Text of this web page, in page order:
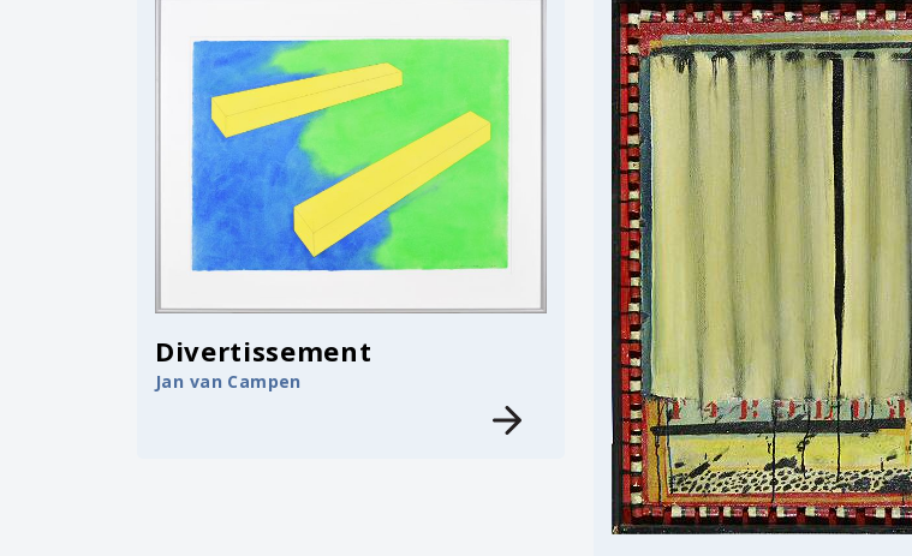
Divertissement
Jan van Campen